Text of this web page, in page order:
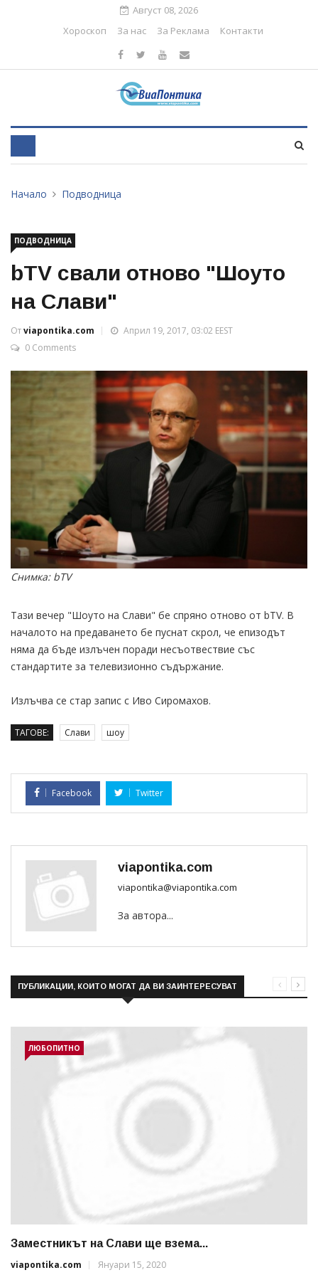
Август 08, 2026
Хороскоп
За нас За Реклама Контакти
Начало Подводница
ПОДВОДНИЦА
bTV свали отново "Шоуто
на Слави"
Отviapontika.com
Април 19, 2017, 03:02 EEST
0 Comments
Снимка: bTV
Тази вечер "Шоуто на Слави" бе спряно отново от bTV. В
началото на предаването бе пуснат скрол, че епизодът
няма да бъде излъчен поради несъотвествие със
стандартите за телевизионно съдържание.
Излъчва се стар запис с Иво Сиромахов.
ТАГОВЕ: Слави шоу
Facebook Twitter
viapontika.com
viapontika@viapontika.com
За автора...
ПУБЛИКАЦИИ, КОИТО МОГАТ ДА ВИ ЗАИНТЕРЕСУВАТ
ЛЮБОПИТНО
Заместникът на Слави ще взема...
viapontika.com
Януари 15, 2020